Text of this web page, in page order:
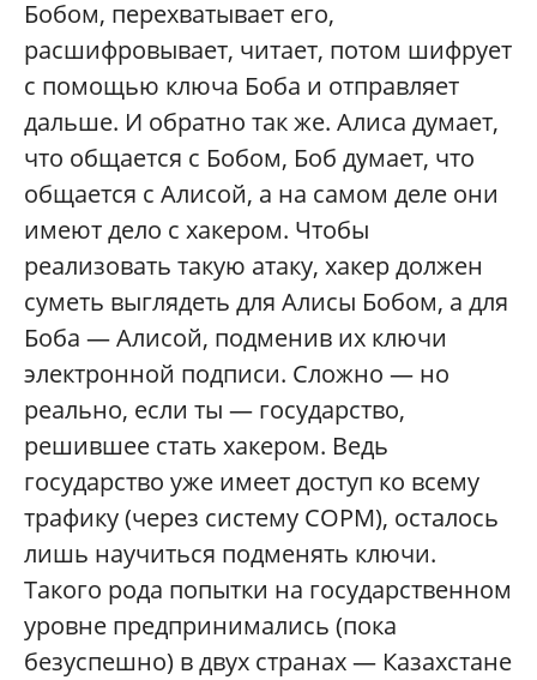
Бобом, перехватывает его,
расшифровывает, читает, потом шифрует
с помощью ключа Боба и отправляет
дальше. И обратно так же. Алиса думает,
что общается с Бобом, Боб думает, что
общается с Алисой, а на самом деле они
имеют дело с хакером. Чтобы
реализовать такую атаку, хакер должен
суметь выглядеть для Алисы Бобом, а для
Боба — Алисой, подменив их ключи
электронной подписи. Сложно — но
реально, если ты — государство,
решившее стать хакером. Ведь
государство уже имеет доступ ко всему
трафику (через систему СОРМ), осталось
лишь научиться подменять ключи.
Такого рода попытки на государственном
уровне предпринимались (пока
безуспешно) в двух странах — Казахстане